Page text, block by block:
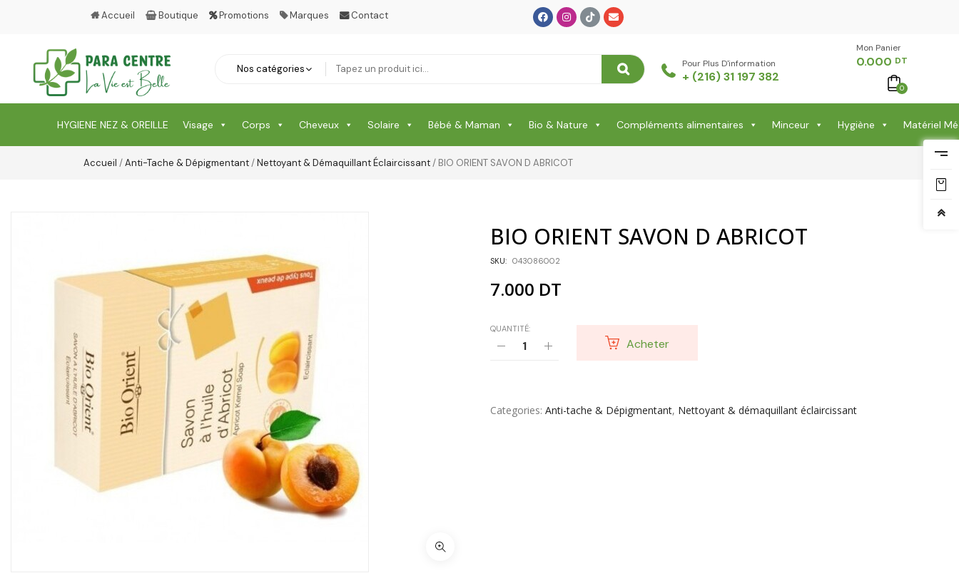
Accueil Boutique Promotions Marques Contact
Pour Plus D'information
+ (216) 31 197 382
Mon Panier -
0.000 DT
0
HYGIENE NEZ & OREILLE Visage Corps Cheveux Solaire Bébé & Maman Bio & Nature Compléments alimentaires Minceur Hygiène Matériel
Accueil /Anti-Tache & Dépigmentant/Nettoyant & Démaquillant Éclaircissant/ BIO ORIENT SAVON D ABRICOT
BIO ORIENT SAVON D ABRICOT
SKU: 043086002
7.000 DT
QUANTITÉ:
Acheter
Categories Anti-tache & Dépigmentant, Nettoyant & démaquillant éclaircissant